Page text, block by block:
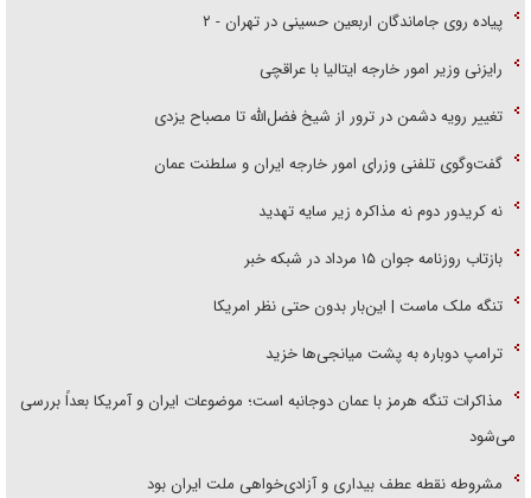
پیاده روی جاماندگان اربعین حسینی در تهران - ۲
رایزنی وزیر امور خارجه ایتالیا با عراقچی
تغییر رویه دشمن در ترور از شیخ فضل‌الله تا مصباح یزدی
گفت‌وگوی تلفنی وزرای امور خارجه ایران و سلطنت عمان
نه کریدور دوم نه مذاکره زیر سایه تهدید
بازتاب روزنامه جوان ۱۵ مرداد در شبکه خبر
تنگه ملک ماست | این‌بار بدون حتی نظر امریکا
ترامپ دوباره به پشت میانجی‌ها خزید
مذاکرات تنگه هرمز با عمان دوجانبه است؛ موضوعات ایران و آمریکا بعداً بررسی
می‌شود
مشروطه نقطه عطف بیداری و آزادی‌خواهی ملت ایران بود